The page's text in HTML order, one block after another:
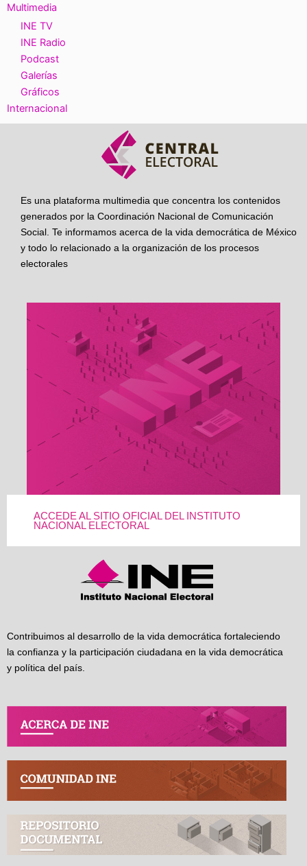
Multimedia
INE TV
INE Radio
Podcast
Galerías
Gráficos
Internacional
Es una plataforma multimedia que concentra los contenidos
generados por la Coordinación Nacional de Comunicación
Social. Te informamos acerca de la vida democrática de México
y todo lo relacionado a la organización de los procesos
electorales
ACCEDE AL SITIO OFICIAL DEL INSTITUTO
NACIONAL ELECTORAL
Contribuimos al desarrollo de la vida democrática fortaleciendo
la confianza y la participación ciudadana en la vida democrática
y política del país.